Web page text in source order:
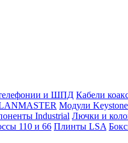
и ШПД Кабели
Модули
Industrial Лючки и
110 и 66 Плинты LSA